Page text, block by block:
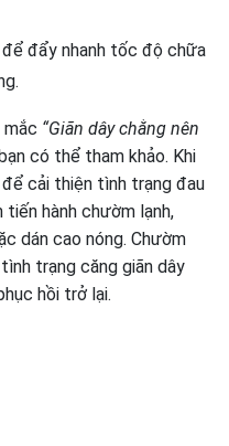
đẩy nhanh tốc độ chữa
“Giãn dây chằng nên
có thể tham khảo. Khi
cải thiện tình trạng đau
hành chườm lạnh,
dán cao nóng. Chườm
trạng căng giãn dây
hồi trở lại.